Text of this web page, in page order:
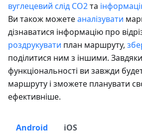
вуглецевий слід CO2та
Ви також можетеаналізувати
дізнаватися інформацію про
роздрукувати план маршруту,
поділитися ним з іншими.
функціональності ви завжди
маршруту і зможете планувати
ефективніше.
Android iOS